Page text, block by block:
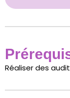
Réaliser des